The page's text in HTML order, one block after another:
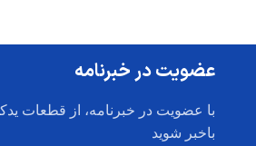
عضویت در خبرنامه
با عضویت در خبرنامه، از قطعات
باخبر شوید